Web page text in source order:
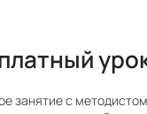
занятие с